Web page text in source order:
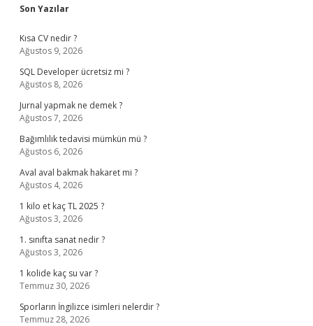
Sidebar
Son Yazılar
Kısa CV nedir ?
Ağustos 9, 2026
SQL Developer ücretsiz mi ?
Ağustos 8, 2026
Jurnal yapmak ne demek ?
Ağustos 7, 2026
Bağımlılık tedavisi mümkün mü ?
Ağustos 6, 2026
Aval aval bakmak hakaret mi ?
Ağustos 4, 2026
1 kilo et kaç TL 2025 ?
Ağustos 3, 2026
1. sınıfta sanat nedir ?
Ağustos 3, 2026
1 kolide kaç su var ?
Temmuz 30, 2026
Sporların İngilizce isimleri nelerdir ?
Temmuz 28, 2026